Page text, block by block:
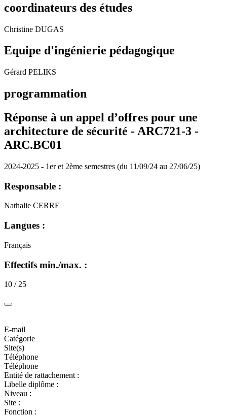
coordinateurs des études
Christine DUGAS
Equipe d'ingénierie pédagogique
Gérard PELIKS
programmation
Réponse à un appel d’offres pour une
architecture de sécurité - ARC721-3 -
ARC.BC01
2024-2025 - 1er et 2ème semestres (du 11/09/24 au 27/06/25)
Responsable :
Nathalie CERRE
Langues :
Français
Effectifs min./max. :
10 / 25
E-mail
Catégorie
Site(s)
Téléphone
Téléphone
Entité de rattachement :
Libelle diplôme :
Niveau :
Site :
Fonction :